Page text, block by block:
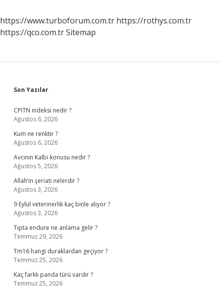
https://www.turboforum.com.tr https://rothys.com.tr
https://qco.com.trSitemap
Sidebar
Son Yazılar
CPITN indeksi nedir ?
Ağustos 6, 2026
Kum ne renktir ?
Ağustos 6, 2026
Avcının Kalbi konusu nedir ?
Ağustos 5, 2026
Allah’ın şeriatı nelerdir ?
Ağustos 3, 2026
9 Eylül veterinerlik kaç binle alıyor ?
Ağustos 3, 2026
Tıpta endure ne anlama gelir ?
Temmuz 29, 2026
Tm16 hangi duraklardan geçiyor ?
Temmuz 25, 2026
Kaç farklı panda türü vardır ?
Temmuz 25, 2026